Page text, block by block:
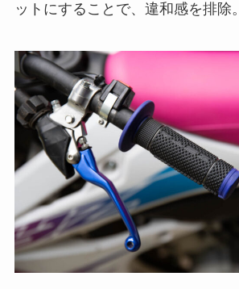
ットにすることで、違和感を排除。